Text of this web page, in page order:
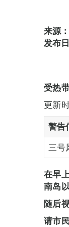
来源：
发布
受热
更新
警告
三号
在早
南岛
随后
请市